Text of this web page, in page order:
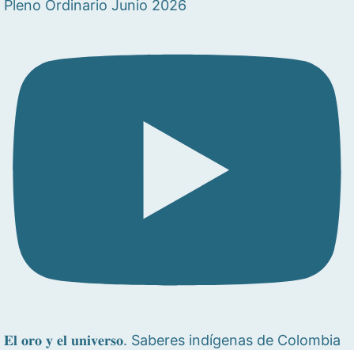
Pleno Ordinario Junio 2026
𝐄𝐥 𝐨𝐫𝐨 𝐲 𝐞𝐥 𝐮𝐧𝐢𝐯𝐞𝐫𝐬𝐨. Saberes indígenas de Colombia